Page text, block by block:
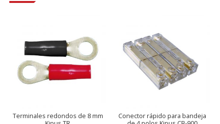
Terminales redondos de 8 mm
Conector rápido para bandeja